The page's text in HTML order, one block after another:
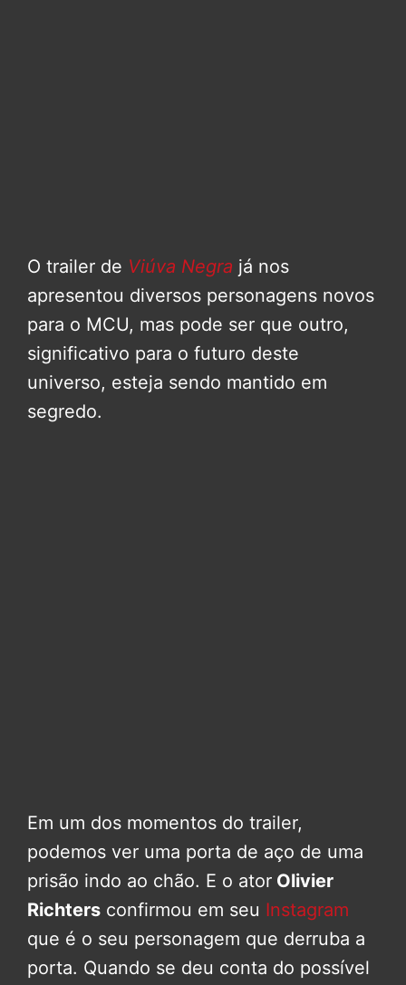
O trailer de Viúva Negra já nos
apresentou diversos personagens novos
para o MCU, mas pode ser que outro,
significativo para o futuro deste
universo, esteja sendo mantido em
segredo.
Em um dos momentos do trailer,
podemos ver uma porta de aço de uma
prisão indo ao chão. E o ator Olivier
Richters confirmou em seu Instagram
que é o seu personagem que derruba a
porta. Quando se deu conta do possível